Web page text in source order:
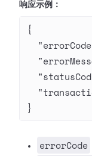
响应示例：
{
}
errorCode